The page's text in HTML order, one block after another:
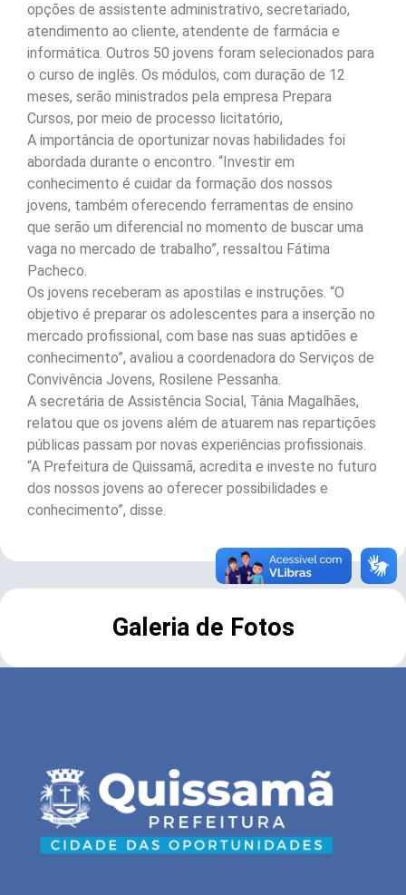
opções de assistente administrativo, secretariado,
atendimento ao cliente, atendente de farmácia e
informática. Outros 50 jovens foram selecionados para
o curso de inglês. Os módulos, com duração de 12
meses, serão ministrados pela empresa Prepara
Cursos, por meio de processo licitatório,
A importância de oportunizar novas habilidades foi
abordada durante o encontro. “Investir em
conhecimento é cuidar da formação dos nossos
jovens, também oferecendo ferramentas de ensino
que serão um diferencial no momento de buscar uma
vaga no mercado de trabalho”, ressaltou Fátima
Pacheco.
Os jovens receberam as apostilas e instruções. “O
objetivo é preparar os adolescentes para a inserção no
mercado profissional, com base nas suas aptidões e
conhecimento”, avaliou a coordenadora do Serviços de
Convivência Jovens, Rosilene Pessanha.
A secretária de Assistência Social, Tânia Magalhães,
relatou que os jovens além de atuarem nas repartições
públicas passam por novas experiências profissionais.
“A Prefeitura de Quissamã, acredita e investe no futuro
dos nossos jovens ao oferecer possibilidades e
conhecimento”, disse.
Galeria de Fotos